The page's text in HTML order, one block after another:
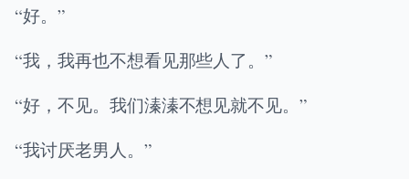
“好。”
“我，我再也不想看见那些人了。”
“好，不见。我们溱溱不想见就不见。”
“我讨厌老男人。”